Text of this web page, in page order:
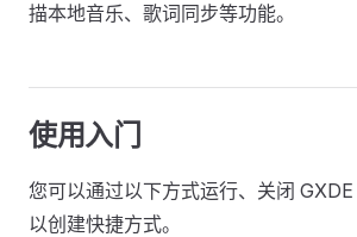
描本地音乐、歌词同步等功能。
使用入门
您可以通过以下方式运行、关闭
以创建快捷方式。